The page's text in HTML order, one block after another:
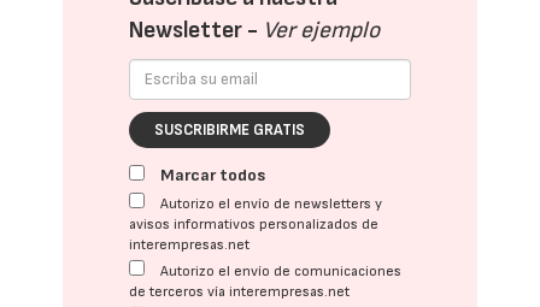
Newsletter - Ver ejemplo
SUSCRIBIRME GRATIS
Marcar todos
Autorizo el envío de newsletters y
avisos informativos personalizados de
interempresas.net
Autorizo el envío de comunicaciones
de terceros vía interempresas.net